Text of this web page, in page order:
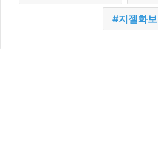
지젤화보